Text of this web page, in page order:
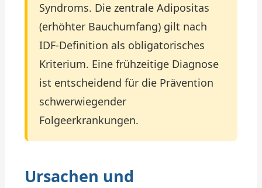
Syndroms. Die zentrale Adipositas
(erhöhter Bauchumfang) gilt nach
IDF-Definition als obligatorisches
Kriterium. Eine frühzeitige Diagnose
ist entscheidend für die Prävention
schwerwiegender
Folgeerkrankungen.
Ursachen und